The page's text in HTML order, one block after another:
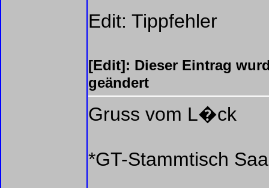
Edit: Tippfehler
[Edit]: Dieser Eintrag
geändert
Gruss vom L�ck
*GT-Stammtisch